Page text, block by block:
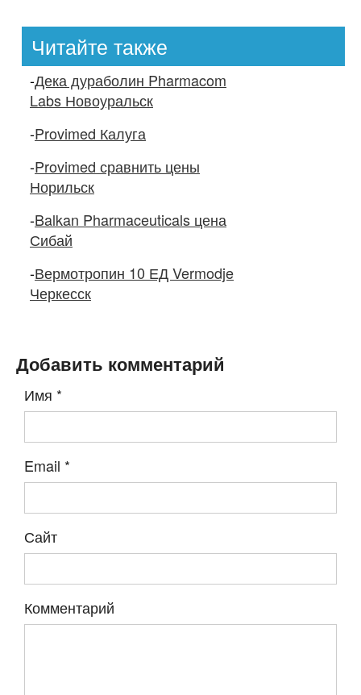
Читайте также
-Дека дураболин Pharmacom
Labs Новоуральск
-Provimed Калуга
-Provimed сравнить цены
Норильск
-Balkan Pharmaceuticals цена
Сибай
-Вермотропин 10 ЕД Vermodje
Черкесск
Добавить комментарий
Имя *
Email *
Сайт
Комментарий